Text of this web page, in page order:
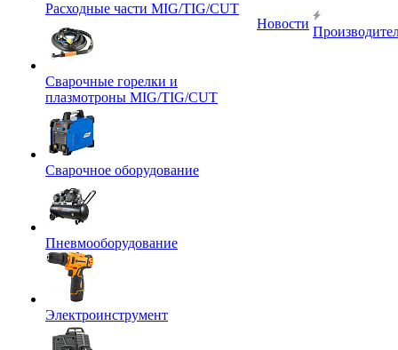
Расходные части MIG/TIG/CUT
Сварочные горелки и
плазмотроны MIG/TIG/CUT
Сварочное оборудование
Пневмооборудование
Электроинструмент
Новости